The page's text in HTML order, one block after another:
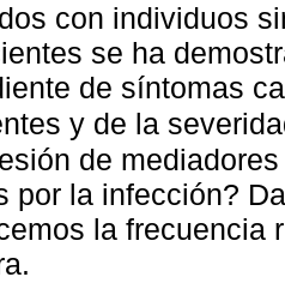
con individuos
se ha
de síntomas
y de la
de
por la infección?
la frecuencia